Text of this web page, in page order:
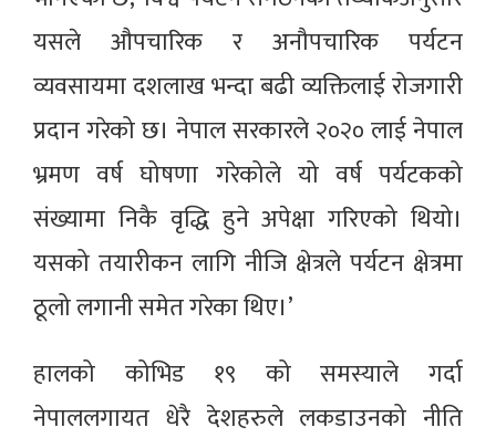
यसले औपचारिक र अनौपचारिक पर्यटन
व्यवसायमा दशलाख भन्दा बढी व्यक्तिलाई रोजगारी
प्रदान गरेको छ। नेपाल सरकारले २०२० लाई नेपाल
भ्रमण वर्ष घोषणा गरेकोले यो वर्ष पर्यटकको
संख्यामा निकै वृद्धि हुने अपेक्षा गरिएको थियो।
यसको तयारीकन लागि नीजि क्षेत्रले पर्यटन क्षेत्रमा
ठूलो लगानी समेत गरेका थिए।’
हालको कोभिड १९ को समस्याले गर्दा
नेपाललगायत धेरै देशहरुले लकडाउनको नीति